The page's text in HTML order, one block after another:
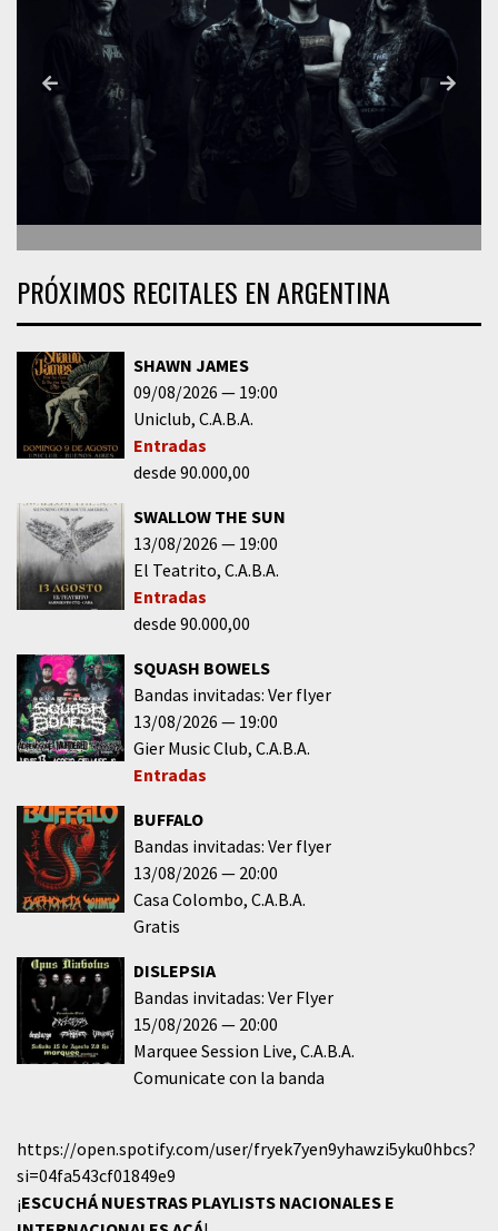
PRÓXIMOS RECITALES EN ARGENTINA
SHAWN JAMES
09/08/2026
19:00
Uniclub C.A.B.A.
Entradas
desde 90.000,00
SWALLOW THE SUN
13/08/2026
19:00
El Teatrito C.A.B.A.
Entradas
desde 90.000,00
SQUASH BOWELS
Bandas invitadas: Ver flyer
13/08/2026
19:00
Gier Music Club C.A.B.A.
Entradas
BUFFALO
Bandas invitadas: Ver flyer
13/08/2026
20:00
Casa Colombo C.A.B.A.
Gratis
DISLEPSIA
Bandas invitadas: Ver Flyer
15/08/2026
20:00
Marquee Session Live C.A.B.A.
Comunicate con la banda
https://open.spotify.com/user/fryek7yen9yhawzi5yku0hbcs?
si=04fa543cf01849e9
¡ESCUCHÁ NUESTRAS PLAYLISTS NACIONALES E